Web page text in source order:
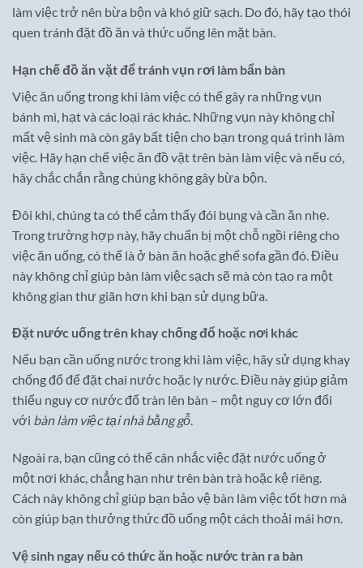
làm việc trở nên bừa bộn và khó giữ sạch. Do đó, hãy tạo thói
quen tránh đặt đồ ăn và thức uống lên mặt bàn.
Hạn chế đồ ăn vặt để tránh vụn rơi làm bẩn bàn
Việc ăn uống trong khi làm việc có thể gây ra những vụn
bánh mì, hạt và các loại rác khác. Những vụn này không chỉ
mất vệ sinh mà còn gây bất tiện cho bạn trong quá trình làm
việc. Hãy hạn chế việc ăn đồ vặt trên bàn làm việc và nếu có,
hãy chắc chắn rằng chúng không gây bừa bộn.
Đôi khi, chúng ta có thể cảm thấy đói bụng và cần ăn nhẹ.
Trong trường hợp này, hãy chuẩn bị một chỗ ngồi riêng cho
việc ăn uống, có thể là ở bàn ăn hoặc ghế sofa gần đó. Điều
này không chỉ giúp bàn làm việc sạch sẽ mà còn tạo ra một
không gian thư giãn hơn khi bạn sử dụng bữa.
Đặt nước uống trên khay chống đổ hoặc nơi khác
Nếu bạn cần uống nước trong khi làm việc, hãy sử dụng khay
chống đổ để đặt chai nước hoặc ly nước. Điều này giúp giảm
thiểu nguy cơ nước đổ tràn lên bàn – một nguy cơ lớn đối
với bàn làm việc tại nhà bằng gỗ.
Ngoài ra, bạn cũng có thể cân nhắc việc đặt nước uống ở
một nơi khác, chẳng hạn như trên bàn trà hoặc kệ riêng.
Cách này không chỉ giúp bạn bảo vệ bàn làm việc tốt hơn mà
còn giúp bạn thưởng thức đồ uống một cách thoải mái hơn.
Vệ sinh ngay nếu có thức ăn hoặc nước tràn ra bàn